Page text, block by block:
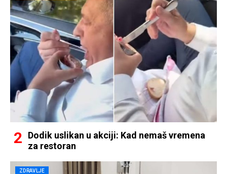
Dodik uslikan u akciji: Kad nemaš vremena
za restoran
ZDRAVLJE